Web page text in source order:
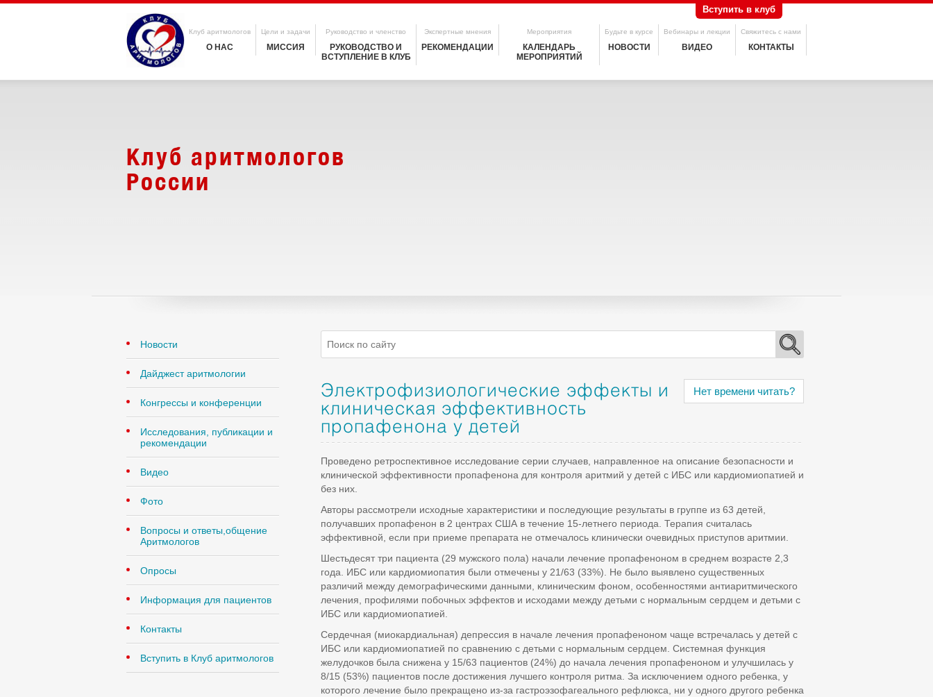
Клуб аритмологов
О НАС
Цели и задачи
МИССИЯ
Руководство и членство
РУКОВОДСТВО И
ВСТУПЛЕНИЕ В КЛУБ
Экспертные мнения
РЕКОМЕНДАЦИИ
Мероприятия
КАЛЕНДАРЬ
МЕРОПРИЯТИЙ
Будьте в курсе
НОВОСТИ
Вебинары и лекции
ВИДЕО
Свяжитесь с нами
КОНТАКТЫ
Вступить в клуб
Клуб аритмологов
России
Новости
Дайджест аритмологии
Конгрессы и конференции
Исследования, публикации и
рекомендации
Видео
Фото
Вопросы и ответы,общение
Аритмологов
Опросы
Информация для пациентов
Контакты
Вступить в Клуб аритмологов
Электрофизиологические эффекты и
клиническая эффективность
пропафенона у детей
Нет времени читать?
Проведено ретроспективное исследование серии случаев, направленное на описание безопасности и
клинической эффективности пропафенона для контроля аритмий у детей с ИБС или кардиомиопатией и
без них.
Авторы рассмотрели исходные характеристики и последующие результаты в группе из 63 детей,
получавших пропафенон в 2 центрах США в течение 15-летнего периода. Терапия считалась
эффективной, если при приеме препарата не отмечалось клинически очевидных приступов аритмии.
Шестьдесят три пациента (29 мужского пола) начали лечение пропафеноном в среднем возрасте 2,3
года. ИБС или кардиомиопатия были отмечены у 21/63 (33%). Не было выявлено существенных
различий между демографическими данными, клиническим фоном, особенностями антиаритмического
лечения, профилями побочных эффектов и исходами между детьми с нормальным сердцем и детьми с
ИБС или кардиомиопатией.
Сердечная (миокардиальная) депрессия в начале лечения пропафеноном чаще встречалась у детей с
ИБС или кардиомиопатией по сравнению с детьми с нормальным сердцем. Системная функция
желудочков была снижена у 15/63 пациентов (24%) до начала лечения пропафеноном и улучшилась у
8/15 (53%) пациентов после достижения лучшего контроля ритма. За исключением одного ребенка, у
которого лечение было прекращено из-за гастроэзофагеального рефлюкса, ни у одного другого ребенка